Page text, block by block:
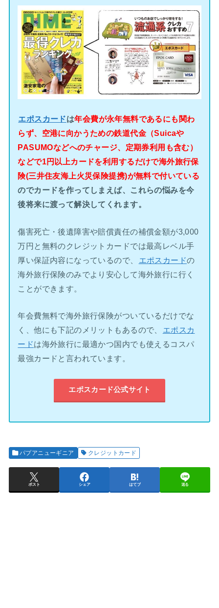
エポスカードは年会費が永年無料であるにも関わ
らず、空港に向かうための鉄道代金（Suicaや
PASUMOなどへのチャージ、定期券利用も含む）
などで1円以上カードを利用するだけで海外旅行保
険(三井住友海上火災保険提携)が無料で付いている
のでカードを作ってしまえば、これらの悩みを今
後将来に渡って解決してくれます。
傷害死亡・後遺障害や賠償責任の補償金額が3,000
万円と無料のクレジットカードでは最高レベル手
厚い保証内容になっているので、
エポスカードの
海外旅行保険のみでより安心して海外旅行に行く
ことができます。
年会費無料で海外旅行保険がついているだけでな
く、他にも下記のメリットもあるので、
エポスカ
ードは海外旅行に最適かつ国内でも使えるコスパ
最強カードと言われています。
エポスカード公式サイト
パプアニューギニア クレジットカード
ポスト シェア はてブ 送る